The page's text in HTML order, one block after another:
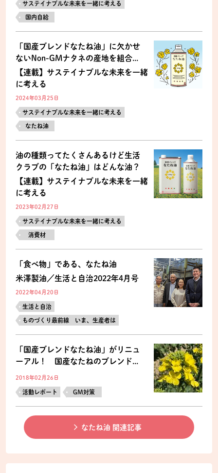
サステイナブルな未来を一緒に考える
国内自給
「国産ブレンドなたね油」に欠かせ
ないNon-GMナタネの産地を組合...
【連載】サステイナブルな未来を一緒
に考える
2024年03月25日
サステイナブルな未来を一緒に考える
なたね油
油の種類ってたくさんあるけど生活
クラブの「なたね油」はどんな油？
【連載】サステイナブルな未来を一緒
に考える
2023年02月27日
サステイナブルな未来を一緒に考える
消費材
「食べ物」である、なたね油
米澤製油／生活と自治2022年4月号
2022年04月20日
生活と自治
ものづくり最前線 いま、生産者は
「国産ブレンドなたね油」がリニュ
ーアル！ 国産なたねのブレンド...
2018年02月26日
活動レポート GM対策
なたね油 関連記事